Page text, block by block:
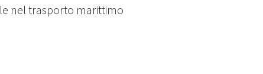
nel trasporto marittimo